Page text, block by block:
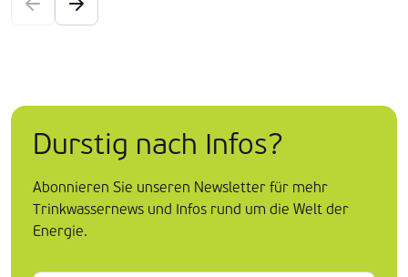
Durstig nach Infos?
Abonnieren Sie unseren Newsletter für mehr
Trinkwassernews und Infos rund um die Welt der
Energie.